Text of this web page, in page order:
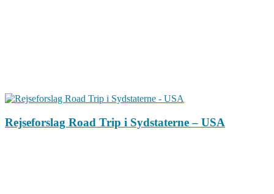
Rejseforslag Road Trip i Sydstaterne – USA